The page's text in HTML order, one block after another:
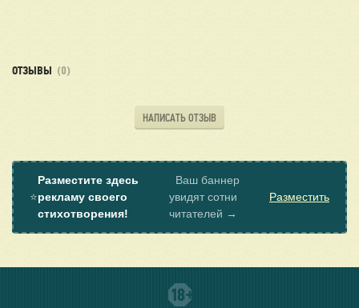
ОТЗЫВЫ (0)
НАПИСАТЬ ОТЗЫВ
⭐
Разместите здесь
рекламу своего
стихотворения!
Ваш баннер
увидят сотни
читателей →
Разместить